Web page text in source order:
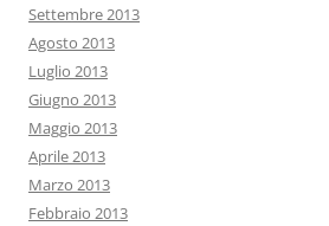
Settembre 2013
Agosto 2013
Luglio 2013
Giugno 2013
Maggio 2013
Aprile 2013
Marzo 2013
Febbraio 2013